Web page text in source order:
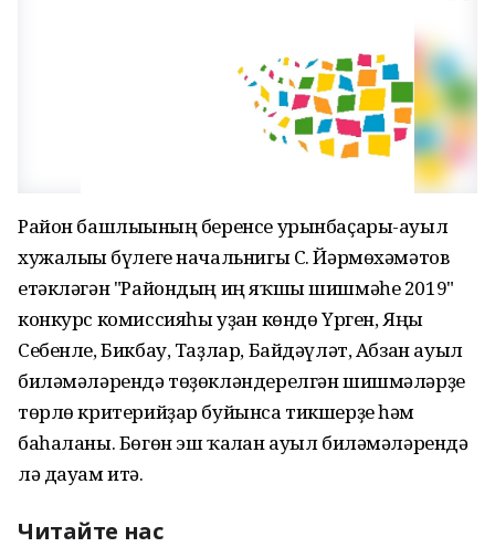
Район башлығының беренсе урынбаҫары-ауыл
хужалығы бүлеге начальнигы С. Йәрмөхәмәтов
етәкләгән "Райондың иң яҡшы шишмәһе 2019"
конкурс комиссияһы уҙған көндө Үрген, Яңы
Себенле, Бикбау, Таҙлар, Байдәүләт, Абзан ауыл
биләмәләрендә төҙөкләндерелгән шишмәләрҙе
төрлө критерийҙар буйынса тикшерҙе һәм
баһаланы. Бөгөн эш ҡалған ауыл биләмәләрендә
лә дауам итә.
Читайте нас